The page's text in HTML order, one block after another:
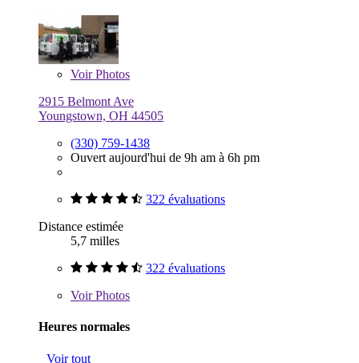
VoirPhotos
2915 Belmont Ave
Youngstown, OH 44505
(330) 759-1438
Ouvert aujourd'hui de 9h am à 6h pm
322 évaluations
Distance estimée
5,7 milles
322 évaluations
VoirPhotos
Heures normales
Voir tout